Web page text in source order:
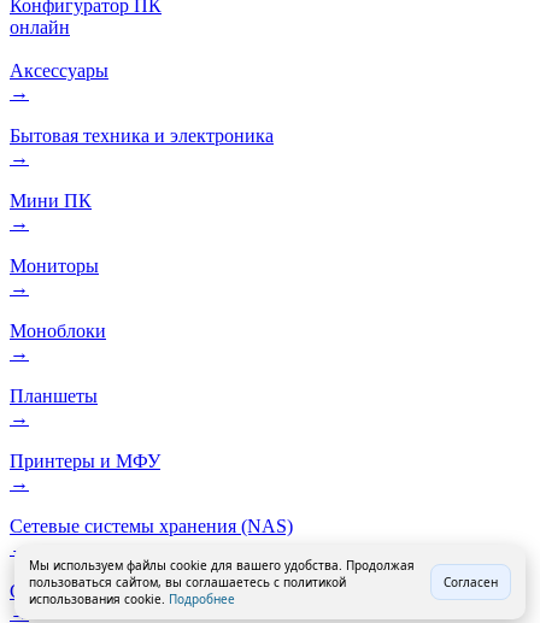
Мы используем файлы cookie для вашего удобства. Продолжая
пользоваться сайтом, вы соглашаетесь с политикой
использования cookie. Подробнее
Согласен
Конфигуратор ПК
онлайн
Аксессуары
→
Бытовая техника и электроника
→
Мини ПК
→
Мониторы
→
Моноблоки
→
Планшеты
→
Принтеры и МФУ
→
Сетевые системы хранения (NAS)
→
Смартфоны
→